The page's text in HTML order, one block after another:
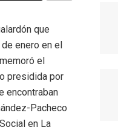
que
enero en el
el
presidida por
encontraban
Pacheco
en La